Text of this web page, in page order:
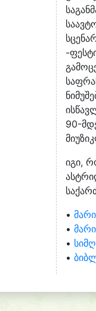
-
90-
იგი,
•
•
•
•